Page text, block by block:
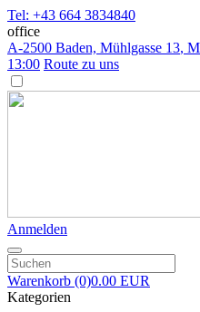
Tel: +43 664 3834840
office
A-2500 Baden, Mühlgasse 13,
13:00 Route zu uns
Anmelden
Warenkorb (0)0.00 EUR
Kategorien